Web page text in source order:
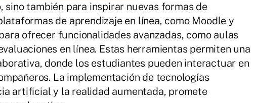
sino también para inspirar nuevas formas de
de aprendizaje en línea, como Moodle y
ofrecer funcionalidades avanzadas, como aulas
en línea. Estas herramientas permiten una
donde los estudiantes pueden interactuar en
La implementación de tecnologías
artificial y la realidad aumentada, promete